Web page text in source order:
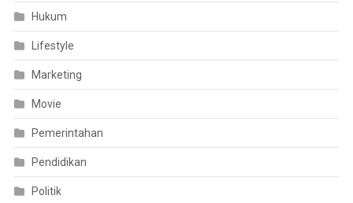
Hukum
Lifestyle
Marketing
Movie
Pemerintahan
Pendidikan
Politik